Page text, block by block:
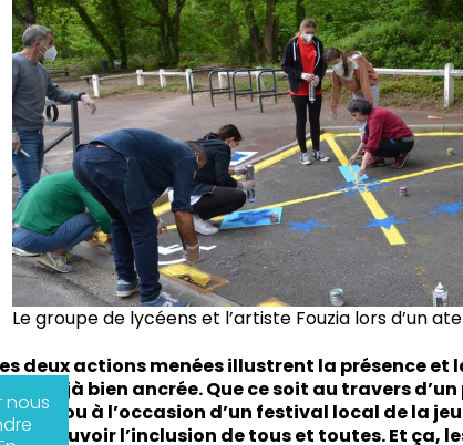
Le groupe de lycéens et l’artiste Fouzia lors d’un
deux actions menées illustrent la présence
est déjà bien ancrée. Que ce soit au travers
ou à l’occasion d’un festival local de la
promouvoir l’inclusion de tous et toutes. Et ça,
nous